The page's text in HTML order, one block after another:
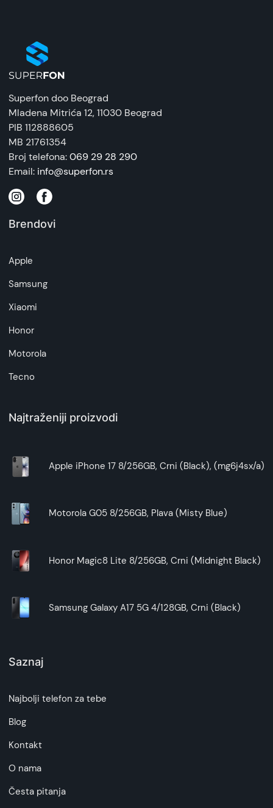
Tehnomarket
EAN:
8676424204934
Zemlja porekla:
Kina
Prava potrošača:
Zagarantovana sva prava kupaca po osnovu
na daljinu, uslove reklamacije i povrata pročitajte
artikala budu što tačnije i detaljnije ali ne može
da garantuje da su svi podaci apsolutno ispravni.
Superfon doo Beograd
Mladena Mitrića 12, 11030 Beograd
PIB 112888605
MB 21761354
Broj telefona:069 29 28 290
Email: info@superfon.rs
Brendovi
Apple
Samsung
Xiaomi
Honor
Motorola
Tecno
Najtraženiji proizvodi
Apple iPhone 17 8/256GB, Crni (Black), (mg6j4sx/a)
Motorola G05 8/256GB, Plava (Misty Blue)
Honor Magic8 Lite 8/256GB, Crni (Midnight Black)
Samsung Galaxy A17 5G 4/128GB, Crni (Black)
Saznaj
Najbolji telefon za tebe
Blog
Kontakt
O nama
Česta pitanja